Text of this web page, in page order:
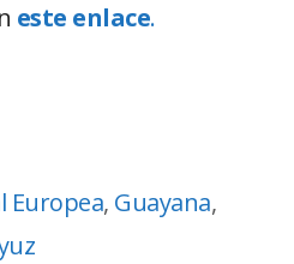
este enlace.
Europea, Guayana,